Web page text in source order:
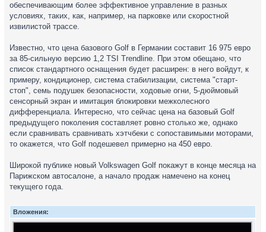
обеспечивающим более эффективное управление в разных
условиях, таких, как, например, на парковке или скоростной
извилистой трассе.
Известно, что цена базового Golf в Германии составит 16 975 евро
за 85-сильную версию 1,2 TSI Trendline. При этом обещано, что
список стандартного оснащения будет расширен: в него войдут, к
примеру, кондиционер, система стабилизации, система "старт-
стоп", семь подушек безопасности, ходовые огни, 5-дюймовый
сенсорный экран и имитация блокировки межколесного
дифференциала. Интересно, что сейчас цена на базовый Golf
предыдущего поколения составляет ровно столько же, однако
если сравнивать сравнивать хэтчбеки с сопоставимыми моторами,
то окажется, что Golf подешевел примерно на 450 евро.
Широкой публике новый Volkswagen Golf покажут в конце месяца на
Парижском автосалоне, а начало продаж намечено на конец
текущего года.
Вложения: